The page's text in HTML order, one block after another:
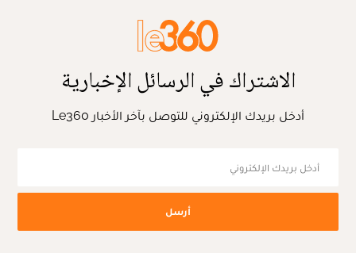
الاشتراك في الرسائل الإخبارية
أدخل بريدك الإلكتروني للتوصل بآخر الأخبار Le360
أرسل